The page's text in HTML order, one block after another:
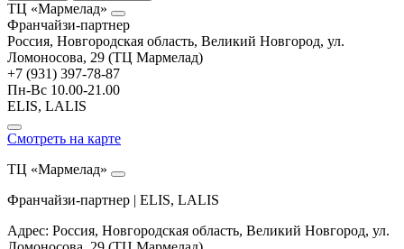
ТЦ «Мармелад»
Франчайзи-партнер
Россия, Новгородская область, Великий Новгород, ул.
Ломоносова, 29 (ТЦ Мармелад)
+7 (931) 397-78-87
Пн-Вс 10.00-21.00
ELIS, LALIS
Смотреть на карте
ТЦ «Мармелад»
Франчайзи-партнер | ELIS, LALIS
Адрес: Россия, Новгородская область, Великий Новгород, ул.